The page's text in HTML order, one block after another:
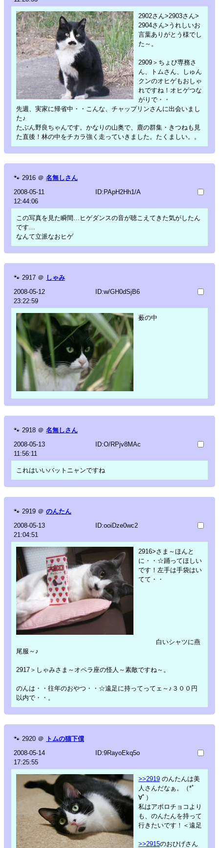
2902さん>2903さん>
2904さん>うれしいお
言葉ありがとう様でし
た～。
2909＞ちょび専務さ
ん、トムさん、しゅん
クンのオヒゲもおしゃ
れですね！オヒゲつな
がりで・・
先週、実家に帰省中・・こんな、チャップリンさんに出会いまし
た♪
たぶん野良ちゃんです。かなりの山奥で、鹿の群集・きつねも見
た直後！林の中をチカラ強く走っていきました。たくましい。。
🐾 2916 ＠ 名無しさん
2008-05-11
12:44:06
ID:PApH2Hh1/A
この写真を見た瞬間…ヒゲダンスの音が聴こえてきた気がしたん
です…
なんて立派なおヒゲ
🐾 2917 ＠ しゃみ
2008-05-12
23:22:59
ID:w/GH0dSjB6
薮の中
🐾 2918 ＠ 名無しさん
2008-05-13
11:56:11
ID:O/RPjv8MAc
これはいいバットニャンですね
🐾 2919 ＠ のんたん
2008-05-13
21:04:51
ID:ooiDze0wc2
2916>さま～ほんと
に・・☆踊ってほしい
です！左手は手袋はい
てて・・
白いシャツに燕
尾服～♪
2917＞しゃみさま～オペラ座の怪人～素敵ですね～。
のんは・・往年のおやつ・・☆遠足に持ってってェ～♪３００円
以内で・・。
🐾 2920 ＠ トムの猫下僕
2008-05-14
17:25:55
ID:9RayoEkq5o
>>2919 のんたんは美
人さんだなぁ。（*ﾟ
∀ﾟ）
私はアポロチョコより
も、のんたんを持って
行きたいです！＜遠足
>>2915のおひげさん